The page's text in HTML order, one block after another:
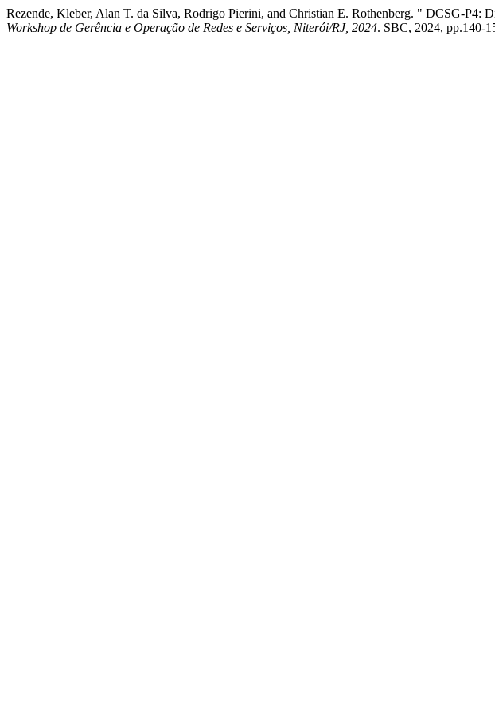
Rezende, Kleber, Alan T. da Silva, Rodrigo Pierini, and Christian E. Rothenberg. " DCSG-P4:
Workshop de Gerência e Operação de Redes e Serviços, Niterói/RJ, 2024. SBC, 2024, pp.140-